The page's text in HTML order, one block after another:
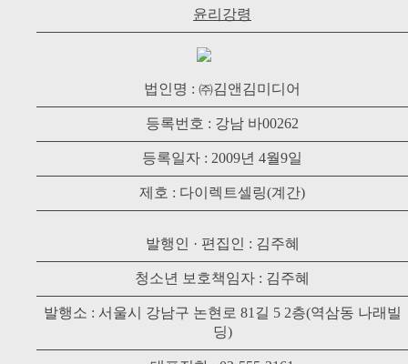
윤리강령
법인명 : ㈜김앤김미디어
등록번호 : 강남 바00262
등록일자 : 2009년 4월9일
제호 : 다이렉트셀링(계간)
발행인 · 편집인 : 김주혜
청소년 보호책임자 : 김주혜
발행소 : 서울시 강남구 논현로 81길 5 2층(역삼동 나래빌
딩)